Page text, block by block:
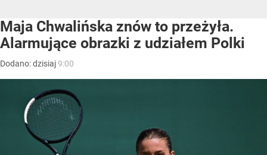
Maja Chwalińska znów to przeżyła.
Alarmujące obrazki z udziałem Polki
Dodano:dzisiaj9:00